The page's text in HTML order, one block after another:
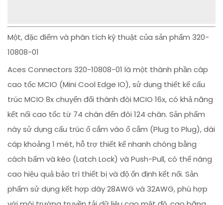
Một, đặc điểm và phân tích kỹ thuật của sản phẩm 320-
10808-01
Aces Connectors 320-10808-01 là một thành phần cáp
cao tốc MCIO (Mini Cool Edge IO), sử dụng thiết kế cấu
trúc MCIO 8x chuyển đổi thành đôi MCIO 16x, có khả năng
kết nối cao tốc từ 74 chân đến đôi 124 chân. Sản phẩm
này sử dụng cấu trúc ổ cắm vào ổ cắm (Plug to Plug), dài
cáp khoảng 1 mét, hỗ trợ thiết kế nhanh chóng bằng
cách bấm và kéo (Latch Lock) và Push-Pull, có thể nâng
cao hiệu quả bảo trì thiết bị và độ ổn định kết nối. Sản
phẩm sử dụng kết hợp dây 28AWG và 32AWG, phù hợp